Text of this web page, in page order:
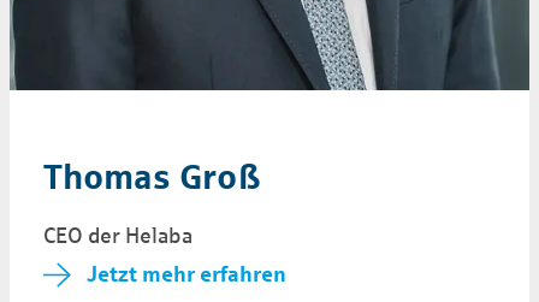
Thomas Groß
CEO der Helaba
Jetzt mehr erfahren